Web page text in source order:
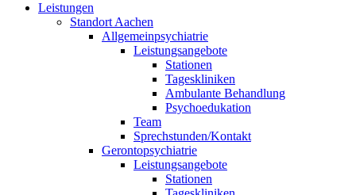
Leistungen
Standort Aachen
Allgemeinpsychiatrie
Leistungsangebote
Stationen
Tageskliniken
Ambulante Behandlung
Psychoedukation
Team
Sprechstunden/Kontakt
Gerontopsychiatrie
Leistungsangebote
Stationen